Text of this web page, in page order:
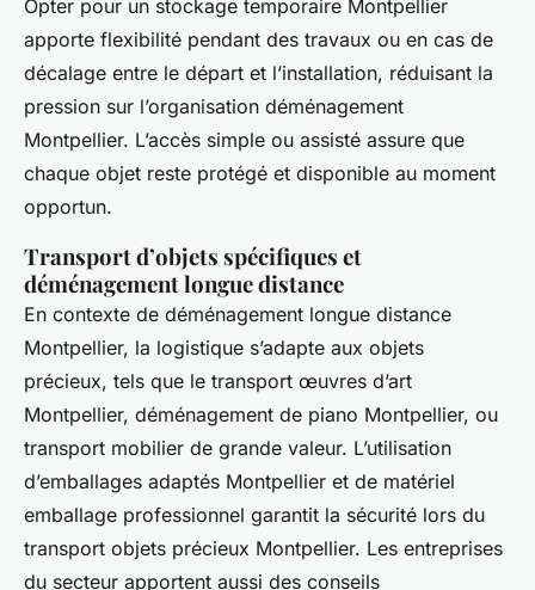
Opter pour un stockage temporaire Montpellier
apporte flexibilité pendant des travaux ou en cas de
décalage entre le départ et l’installation, réduisant la
pression sur l’organisation déménagement
Montpellier. L’accès simple ou assisté assure que
chaque objet reste protégé et disponible au moment
opportun.
Transport d’objets spécifiques et
déménagement longue distance
En contexte de déménagement longue distance
Montpellier, la logistique s’adapte aux objets
précieux, tels que le transport œuvres d’art
Montpellier, déménagement de piano Montpellier, ou
transport mobilier de grande valeur. L’utilisation
d’emballages adaptés Montpellier et de matériel
emballage professionnel garantit la sécurité lors du
transport objets précieux Montpellier. Les entreprises
du secteur apportent aussi des conseils